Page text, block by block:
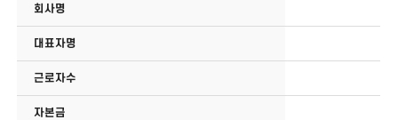
회사명
대표자명
근로자수
자본금